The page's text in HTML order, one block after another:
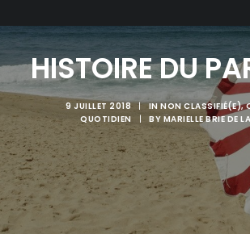
HISTOIRE DU
9 JUILLET 2018 | INNON CLASSIFIÉ(E),
QUOTIDIEN
| BY MARIELLE BRIE DE